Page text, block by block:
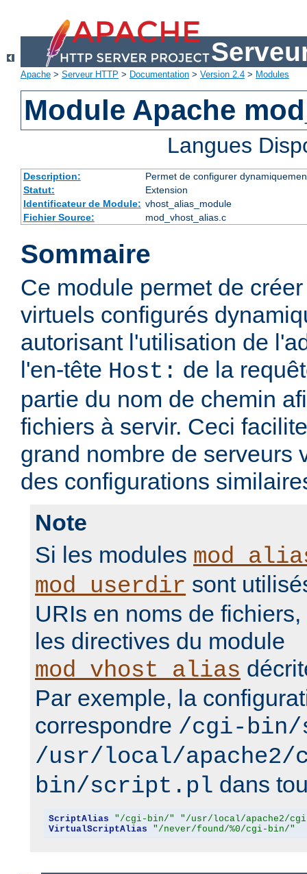
Apache > Serveur HTTP > Documentation > Version 2.4 > Modules
Module Apache
Langues
Description:
Permet de configurer
Statut:
Extension
Identificateur de Module: vhost_alias_module
Fichier Source:
mod_vhost_alias.c
Sommaire
Ce module permet de
virtuels configurés
autorisant l'utilisation de
l'en-tête Host: de la
partie du nom de chemin
fichiers à servir. Ceci
grand nombre de serveurs
des configurations
Note
Si les modules
mod_userdir sont
URIs en noms de
les directives du module
mod_vhost_alias
Par exemple, la
correspondre /cgi-
/usr/local/apache2/
bin/script.pl dans
ScriptAlias "/cgi-bin/"
"/usr/local/apache2/
VirtualScriptAlias
"/never/found/%0/cgi-bin/"